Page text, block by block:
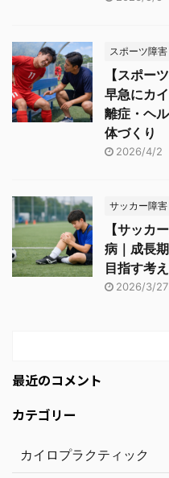
スポーツ障害
【スポー
早急にカ
離症・ヘ
体づくり
2026/4/2
サッカー障害
【サッカ
病｜成長
目指す考
2026/3/27
最近のコメント
カテゴリー
カイロプラクティック